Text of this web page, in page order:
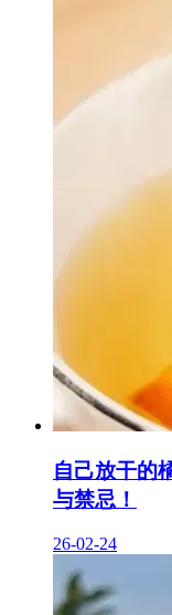
自己放干的
与禁忌！
26-02-24